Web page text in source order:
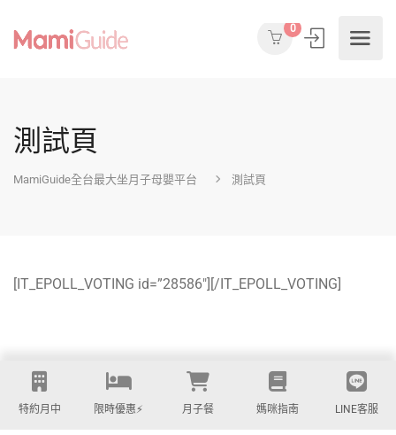
0
測試頁
MamiGuide全台最大坐月子母嬰平台 測試頁
[IT_EPOLL_VOTING id=”28586″][/IT_EPOLL_VOTING]
特約月中 限時優惠⚡️ 月子餐 媽咪指南 LINE客服